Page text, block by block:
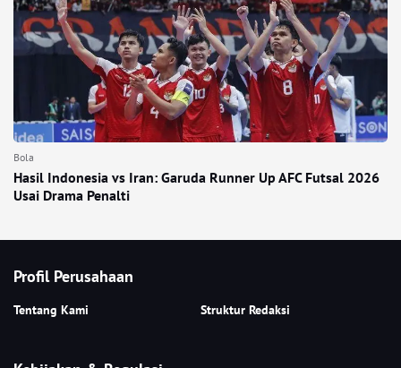
Bola
Hasil Indonesia vs Iran: Garuda Runner Up AFC Futsal 2026
Usai Drama Penalti
Profil Perusahaan
Tentang Kami Struktur Redaksi